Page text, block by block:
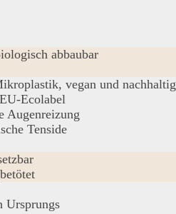
abbaubar
vegan und nachhaltig
Ecolabel
Augenreizung
Tenside
Ursprungs